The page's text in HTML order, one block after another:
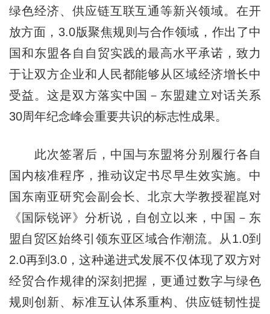
绿色经济、供应链互联互通等新兴领域。在开
放方面，3.0版聚焦规则与合作领域，作出了中
国和东盟各自自贸实践的最高水平承诺，致力
于让双方企业和人民都能够从区域经济增长中
受益。这是双方落实中国－东盟建立对话关系
30周年纪念峰会重要共识的标志性成果。
此次签署后，中国与东盟将分别履行各自
国内核准程序，推动议定书尽早生效实施。中
国东南亚研究会副会长、北京大学教授翟崑对
《国际锐评》分析说，自创立以来，中国－东
盟自贸区始终引领东亚区域合作潮流。从1.0到
2.0再到3.0，这种递进式发展不仅体现了双方对
经贸合作规律的深刻把握，更通过数字与绿色
规则创新、标准互认体系重构、供应链韧性提